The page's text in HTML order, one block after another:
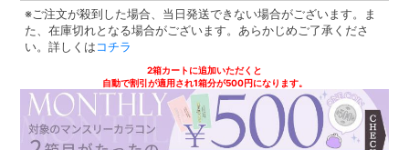
※ご注文が殺到した場合、当日発送できない場合がございます。ま
た、在庫切れとなる場合がございます。あらかじめご了承くださ
い。詳しくはコチラ
2箱カートに追加いただくと
自動で割引が適用され1箱分が500円になります。